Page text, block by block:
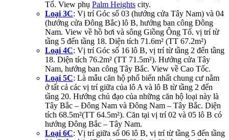
Tố. View phụ Palm Heights city.
Loại 3C: Vị trí Góc số 03 (hướng cửa Tây Nam) và 04
(hướng cửa Đông Bắc) lô B, hướng ban công Đông
Nam. View về hồ bơi và sông Giồng Ông Tố. vị trí từ
tầng 5 đến tầng 18. Diện tích 71.6m² (TT 67.2m²)
Loại 4C: Vị trí Góc số 16 lô B, vị trí từ tầng 2 đến tầng
18. Diện tích 76.2m² (TT 71.5m²). Hướng cửa Tây
Nam, hướng ban công Tây Bắc. View về Cao Tốc.
Loại 5C: Là mẫu căn hộ phổ biến nhất chung cư nằm
ở tất cả các vị trí giữa của lô A và lô B từ tầng 2 đến
tầng 20. Hướng chủ đạo của những căn hộ loại này là
Tây Bắc – Đông Nam và Đông Nam – Tây Bắc. Diện
tích 68.5m²(TT 64.5m²). Căn tại vị trí 02 và 05 lô B có
hướng Đông Bắc – Tây Nam.
Loại 6C: Vị trí giữa số 06 lô B, vị trí từ tầng 5 đến tầng